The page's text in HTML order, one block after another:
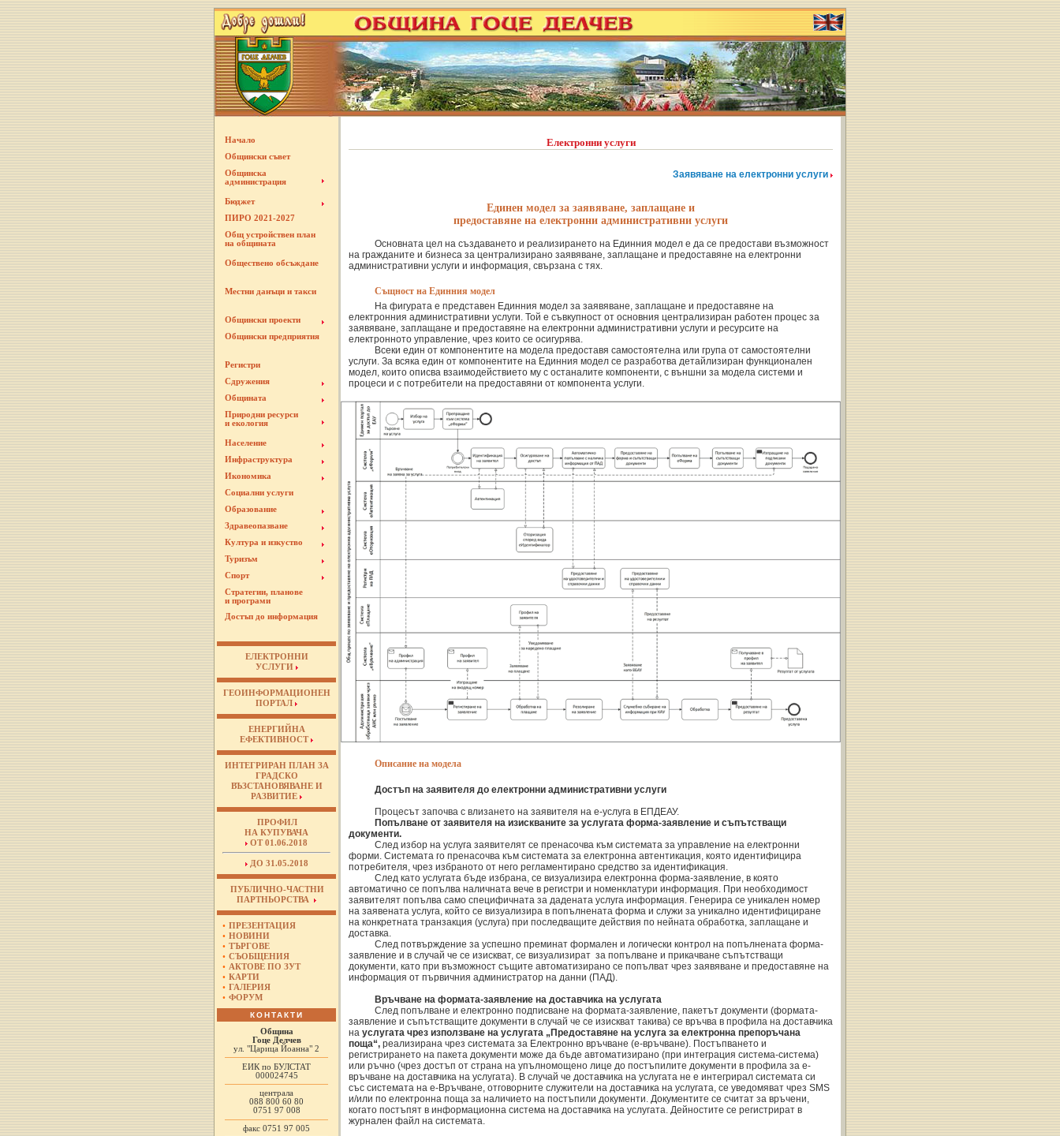
ЕЛЕКТРОННИ
УСЛУГИ
ГЕОИНФОРМАЦИОНЕН
ПОРТАЛ
ЕНЕРГИЙНА
ЕФЕКТИВНОСТ
ИНТЕГРИРАН ПЛАН ЗА
ГРАДСКО
ВЪЗСТАНОВЯВАНЕ И
РАЗВИТИЕ
ПРОФИЛ
НА КУПУВАЧА
ОТ 01.06.2018
ДО 31.05.2018
ПУБЛИЧНО-ЧАСТНИ
ПАРТНЬОРСТВА
• ПРЕЗЕНТАЦИЯ
• НОВИНИ
• ТЪРГОВЕ
• СЪОБЩЕНИЯ
• АКТОВЕ ПО ЗУТ
• КАРТИ
• ГАЛЕРИЯ
• ФОРУМ
КОНТАКТИ
Община
Гоце Делчев
ул. "Царица Йоанна" 2
ЕИК по БУЛСТАТ
000024745
централа
088 800 60 80
0751 97 008
факс 0751 97 005
Електронни услуги
Заявяване на електронни услуги
Единен модел за заявяване, заплащане и
предоставяне на електронни административни услуги
Основната цел на създаването и реализирането на Единния модел е да се предостави възможност
на гражданите и бизнеса за централизирано заявяване, заплащане и предоставяне на електронни
административни услуги и информация, свързана с тях.
Същност на Единния модел
На фигурата е представен Единния модел за заявяване, заплащане и предоставяне на
електронния административни услуги. Той е съвкупност от основния централизиран работен процес за
заявяване, заплащане и предоставяне на електронни административни услуги и ресурсите на
електронното управление, чрез които се осигурява.
Всeки един от компонентите на модела предоставя самостоятелна или група от самостоятелни
услуги. За всяка един от компонентите на Единния модел се разработва детайлизиран функционален
модел, които описва взаимодействието му с останалите компоненти, с външни за модела системи и
процеси и с потребители на предоставяни от компонента услуги.
Описание на модела
Достъп на заявителя до електронни административни услуги
Процесът започва с влизането на заявителя на е-услуга в ЕПДЕАУ.
Попълване от заявителя на изискваните за услугата форма-заявление и съпътстващи
документи.
След избор на услуга заявителят се пренасочва към системата за управление на електронни
форми. Системата го пренасочва към системата за електронна автентикация, която идентифицира
потребителя, чрез избраното от него регламентирано средство за идентификация.
След като услугата бъде избрана, се визуализира електронна форма-заявление, в която
автоматично се попълва наличната вече в регистри и номенклатури информация. При необходимост
заявителят попълва само специфичната за дадената услуга информация. Генерира се уникален номер
на заявената услуга, който се визуализира в попълнената форма и служи за уникално идентифициране
на конкретната транзакция (услуга) при последващите действия по нейната обработка, заплащане и
доставка.
След потвърждение за успешно преминат формален и логически контрол на попълнената форма-
заявление и в случай че се изискват, се визуализират за попълване и прикачване съпътстващи
документи, като при възможност същите автоматизирано се попълват чрез заявяване и предоставяне на
информация от първичния администратор на данни (ПАД).
Връчване на формата-заявление на доставчика на услугата
След попълване и електронно подписване на формата-заявление, пакетът документи (формата-
заявление и съпътстващите документи в случай че се изискват такива) се връчва в профила на доставчика
на услугата чрез използване на услугата „Предоставяне на услуга за електронна препоръчана
поща“, реализирана чрез системата за Електронно връчване (е-връчване). Постъпването и
регистрирането на пакета документи може да бъде автоматизирано (при интеграция система-система)
или ръчно (чрез достъп от страна на упълномощено лице до постъпилите документи в профила за е-
връчване на доставчика на услугата). В случай че доставчика на услугата не е интегрирал системата си
със системата на е-Връчване, отговорните служители на доставчика на услугата, се уведомяват чрез SMS
и/или по електронна поща за наличието на постъпили документи. Документите се считат за връчени,
когато постъпят в информационна система на доставчика на услугата. Дейностите се регистрират в
журнален файл на системата.
Начало
Общински съвет
Общинска
администрация
Бюджет
ПИРО 2021-2027
Общ устройствен план
на общината
Обществено обсъждане
Местни данъци и такси
Общински проекти
Общински предприятия
Регистри
Сдружения
Общината
Природни ресурси
и екология
Население
Инфраструктура
Икономика
Социални услуги
Образование
Здравеопазване
Култура и изкуство
Туризъм
Спорт
Стратегии, планове
и програми
Достъп до информация